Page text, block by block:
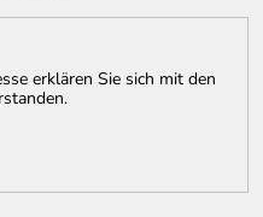
erklären Sie sich mit den